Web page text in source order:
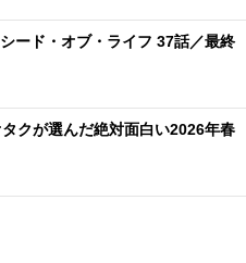
シード・オブ・ライフ 37話／最終
タクが選んだ絶対面白い2026年春